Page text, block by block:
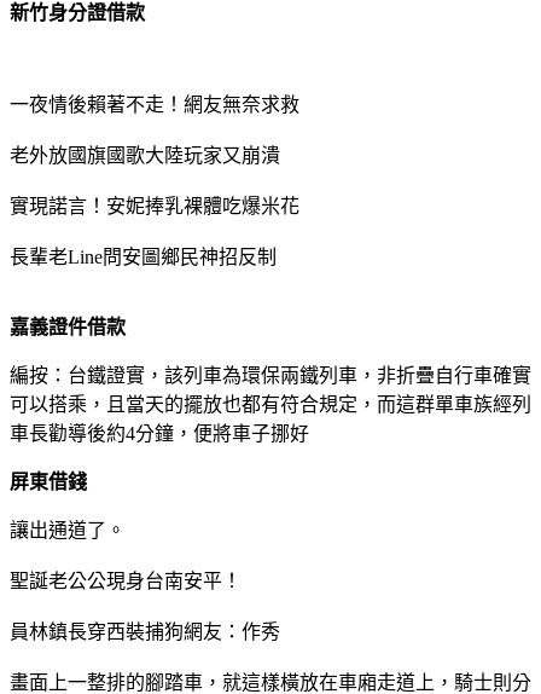
新竹身分證借款
一夜情後賴著不走！網友無奈求救
老外放國旗國歌大陸玩家又崩潰
實現諾言！安妮捧乳裸體吃爆米花
長輩老Line問安圖鄉民神招反制
嘉義證件借款
編按：台鐵證實，該列車為環保兩鐵列車，非折疊自行車確實
可以搭乘，且當天的擺放也都有符合規定，而這群單車族經列
車長勸導後約4分鐘，便將車子挪好
屏東借錢
讓出通道了。
聖誕老公公現身台南安平！
員林鎮長穿西裝捕狗網友：作秀
畫面上一整排的腳踏車，就這樣橫放在車廂走道上，騎士則分